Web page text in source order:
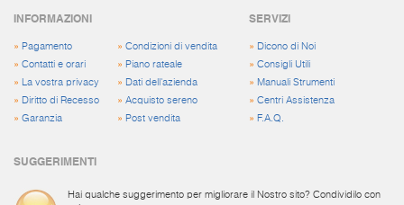
INFORMAZIONI
» Pagamento
» Contatti e orari
»
La vostra privacy
» Diritto di Recesso
» Garanzia
» Condizioni di vendita
» Piano rateale
» Dati dell'azienda
» Acquisto sereno
» Post vendita
SERVIZI
» Dicono di Noi
»Consigli Utili
» Manuali Strumenti
»Centri Assistenza
» F.A.Q.
SUGGERIMENTI
Hai qualche suggerimento per migliorare il Nostro sito? Condividilo con